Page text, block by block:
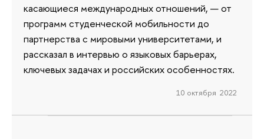
касающиеся международных отношений, — от
программ студенческой мобильности до
партнерства с мировыми университетами, и
рассказал в интервью о языковых барьерах,
ключевых задачах и российских особенностях.
10 октября 2022